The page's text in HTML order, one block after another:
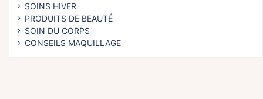
SOINS HIVER
PRODUITS DE BEAUTÉ
SOIN DU CORPS
CONSEILS MAQUILLAGE